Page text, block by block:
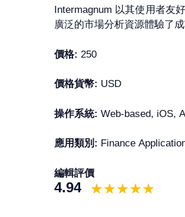
Intermagnum 以其使用者友
廣泛的市場分析資源體驗了
價格: 250
價格貨幣: USD
操作系統: Web-based, iOS,
應用類別: Finance
編輯評價
4.94